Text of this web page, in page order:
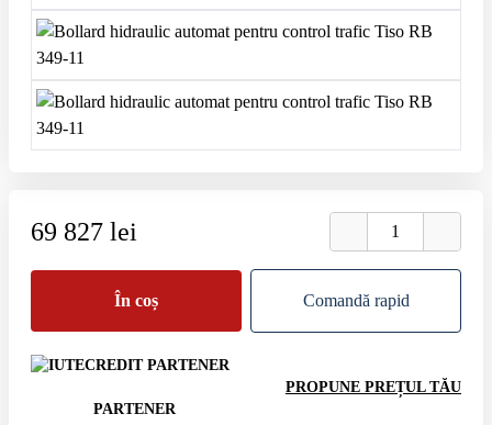
69 827 lei
În coș Comandă rapid
PARTENER
PROPUNE PREȚUL TĂU